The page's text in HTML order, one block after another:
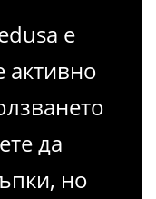
е
активно
да
но